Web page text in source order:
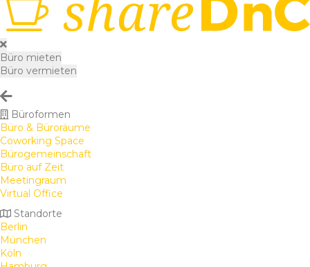
Büro mieten
Büro vermieten
Büroformen
Büro & Büroräume
Coworking Space
Bürogemeinschaft
Büro auf Zeit
Meetingraum
Virtual Office
Standorte
Berlin
München
Köln